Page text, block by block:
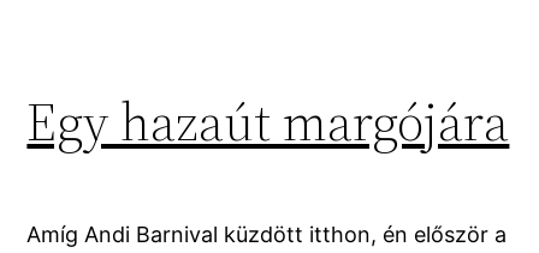
Egy hazaút margójára
Amíg Andi Barnival küzdött itthon, én először a